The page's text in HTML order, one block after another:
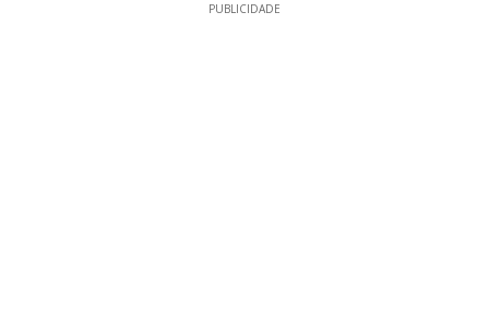
PUBLICIDADE